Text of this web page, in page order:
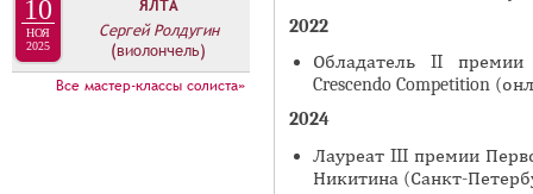
Л2022
Обладатель II премии
Crescendo Competition
2024
Лауреат III премии
Никитина (Санкт-
10
НОЯ
2025
ЯЛТА
Сергей Ролдугин
(виолончель)
Все мастер-классы солиста»